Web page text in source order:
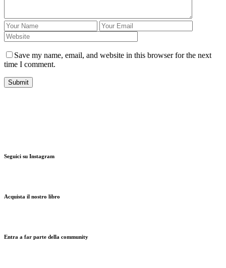
Save my name, email, and website in this browser for the next
time I comment.
Seguici su Instagram
Acquista il nostro libro
Entra a far parte della community